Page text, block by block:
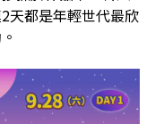
天都是年輕世代最欣